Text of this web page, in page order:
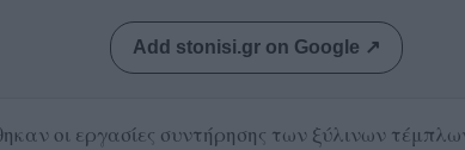
Add stonisi.gr on Google ↗
οι εργασίες συντήρησης των ξύλινων